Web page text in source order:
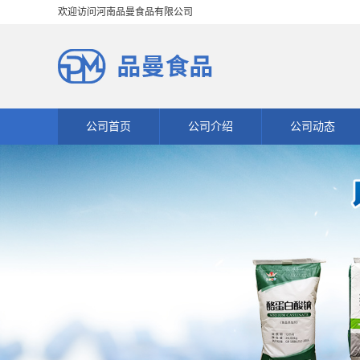
欢迎访问河南品曼食品有限公司
公司首页 公司介绍 公司动态